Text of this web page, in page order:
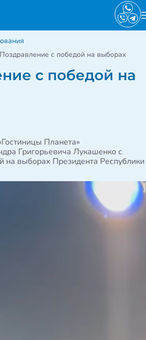
Поздравление с победой на выборах
с победой на
Планета»
Григорьевича Лукашенко с
на выборах Президента Республики